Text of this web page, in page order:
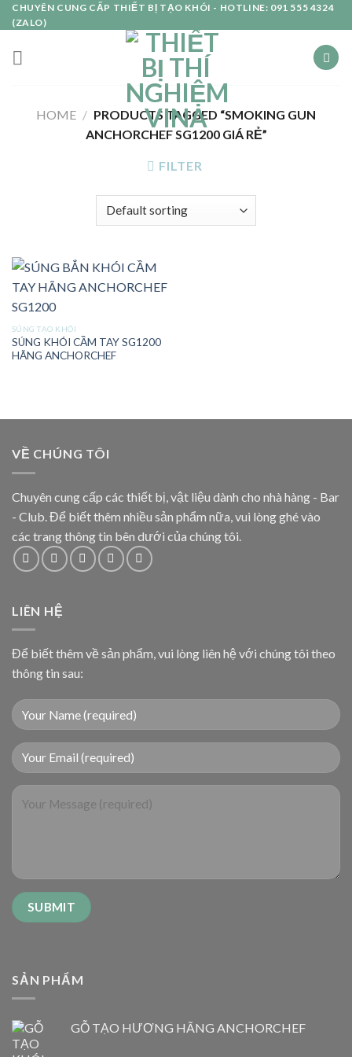
Skip
to
content
CHUYÊN CUNG CẤP THIẾT BỊ TẠO KHÓI - HOTLINE: 091 555 4324
(ZALO)
HOME / PRODUCTS TAGGED “SMOKING GUN
ANCHORCHEF SG1200 GIÁ RẺ”
FILTER
SÚNG TẠO KHÓI
SÚNG KHÓI CẦM TAY SG1200
HÃNG ANCHORCHEF
VỀ CHÚNG TÔI
Chuyên cung cấp các thiết bị, vật liệu dành cho nhà hàng - Bar
- Club. Để biết thêm nhiều sản phẩm nữa, vui lòng ghé vào
các trang thông tin bên dưới của chúng tôi.
LIÊN HỆ
Để biết thêm về sản phẩm, vui lòng liên hệ với chúng tôi theo
thông tin sau:
SẢN PHẨM
GỖ TẠO HƯƠNG HÃNG ANCHORCHEF